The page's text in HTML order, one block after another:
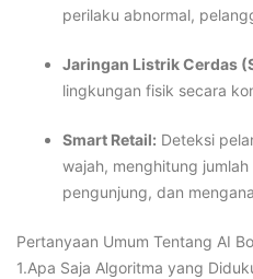
perilaku abnormal,
Jaringan Listrik Cerdas
lingkungan fisik secara
Smart Retail: Deteksi
wajah, menghitung
pengunjung, dan
Pertanyaan Umum Tentang AI
1.Apa Saja Algoritma yang